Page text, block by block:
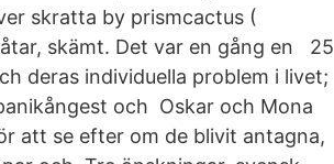
skratta by prismcactus (
skämt. Det var en gång en 25
deras individuella problem i livet;
och Oskar och Mona
att se efter om de blivit antagna,